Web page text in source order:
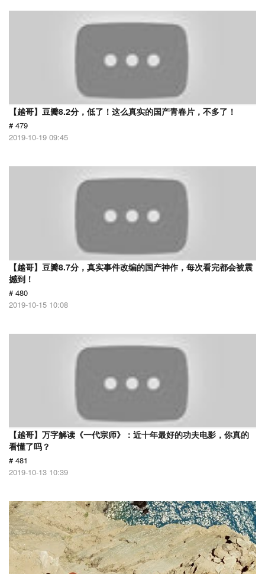
【越哥】豆瓣8.2分，低了！这么真实的国产青春片，不多了！
# 479
2019-10-19 09:45
【越哥】豆瓣8.7分，真实事件改编的国产神作，每次看完都会被震
撼到！
# 480
2019-10-15 10:08
【越哥】万字解读《一代宗师》：近十年最好的功夫电影，你真的
看懂了吗？
# 481
2019-10-13 10:39